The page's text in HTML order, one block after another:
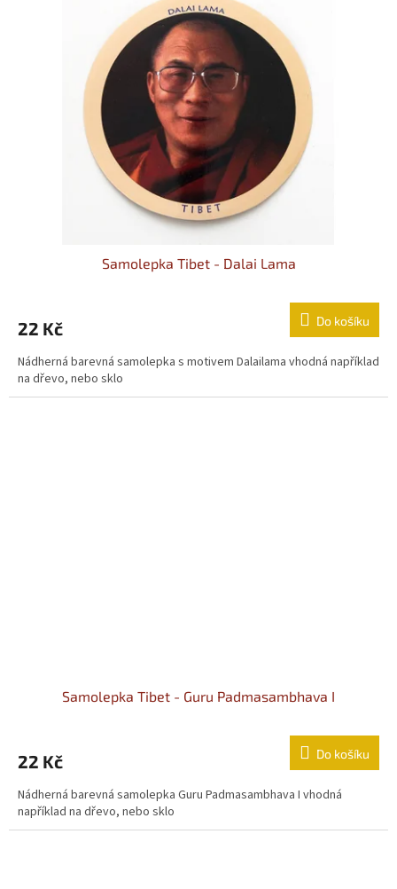
Samolepka Tibet - Dalai Lama
22 Kč Do košíku
Nádherná barevná samolepka s motivem Dalailama vhodná například
na dřevo, nebo sklo
Samolepka Tibet - Guru Padmasambhava I
22 Kč Do košíku
Nádherná barevná samolepka Guru Padmasambhava I vhodná
například na dřevo, nebo sklo